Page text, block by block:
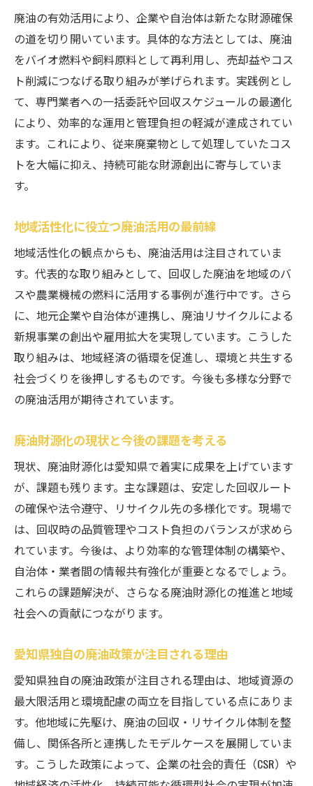
廃油の資源化で地域に根付くサステナビリ
ティ
社会的責任としての廃油有効活用の重要性
廃油の循環利用がもたらす未来像を描く
愛知県の廃油財源化事例とその効果とは
実際の廃油財源化事例が語る地域の変化
廃油活用で得られた財源の活用方法を紹介
愛知県における廃油財源化の主な成功要因
自治体と業者連携による廃油活用の進化
廃油事例から見るサステナビリティの実現
廃油の適切な処理と資源化を学ぶ
廃油の適切な処理方法とそのポイント
廃油回収から資源化までの実践的な流れ
廃油の最終処分方法とリサイクルの違い
廃油資源化に必要な法令と基礎知識を解説
廃油の適正処理がもたらす安全性と安心感
CSR強化に繋がる廃油活用戦略の秘密
CSR向上のための廃油活用戦略の考え方
企業価値を高める廃油活用の取り組み方
廃油再利用がCSR強化に直結する理由
廃油活用で社会的責任を果たす実践例
廃油戦略がもたらすサステナブルな企業像
CSR施策として廃油を活用する重要性
廃油を巡る未来型サーキュラー経済の可能性
サーキュラー経済視点で見る廃油の新展開
廃油資源化が牽引する未来の産業構造
廃油活用による持続可能な社会づくりの鍵
廃油リサイクルが広げる経済と環境の調和
廃油を活用した新しい価値創造の可能性
廃油の有効活用により、企業や自治体は新たな財源確保
の道を切り開いています。具体的な方法としては、廃油
をバイオ燃料や飼料原料として再利用し、売却益やコス
ト削減につなげる取り組みが挙げられます。実践例とし
て、専門業者への一括委託や回収スケジュールの最適化
により、効率的な運用と管理負担の軽減が達成されてい
ます。これにより、従来廃棄物として処理していたコス
トを大幅に抑え、持続可能な財源創出に寄与していま
す。
地域活性化に役立つ廃油活用の最前線
地域活性化の観点からも、廃油活用は注目されていま
す。代表的な取り組みとして、回収した廃油を地域のバ
スや農業機械の燃料に活用する事例が進行中です。さら
に、地元企業や自治体が連携し、廃油リサイクルによる
新規事業の創出や雇用拡大を実現しています。こうした
取り組みは、地域経済の循環を促進し、環境と共生する
社会づくりを後押しするものです。今後も多様な分野で
の廃油活用が期待されています。
廃油財源化の現状と今後の課題を考える
現状、廃油財源化は愛知県で着実に成果を上げています
が、課題も残ります。主な課題は、安定した回収ルート
の確保や法令遵守、リサイクル先の多様化です。現場で
は、回収時の品質管理やコスト負担のバランスが求めら
れています。今後は、より効率的な管理体制の構築や、
自治体・業者間の情報共有強化が重要となるでしょう。
これらの課題解決が、さらなる廃油財源化の推進と地域
社会への貢献につながります。
愛知県独自の廃油政策が注目される理由
愛知県独自の廃油政策が注目される理由は、地域資源の
最大限活用と環境配慮の両立を目指している点にありま
す。他地域に先駆け、廃油の回収・リサイクル体制を整
備し、関係各所と連携したモデルケースを展開していま
す。こうした政策によって、企業の社会的責任（CSR）や